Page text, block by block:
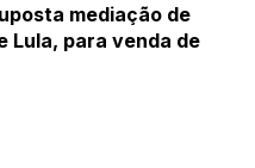
mediação de
Lula, para venda de